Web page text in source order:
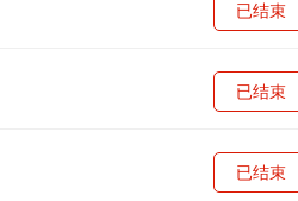
已结束
已结束
已结束